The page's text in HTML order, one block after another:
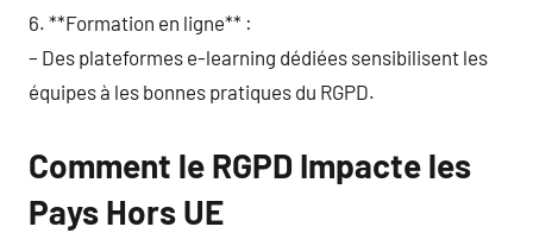
6. **Formation en ligne** :
– Des plateformes e-learning dédiées sensibilisent les
équipes à les bonnes pratiques du RGPD.
Comment le RGPD Impacte les
Pays Hors UE